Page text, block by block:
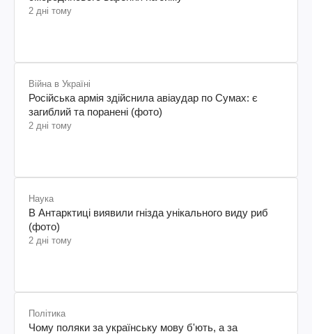
2 дні тому
Війна в Україні
Російська армія здійснила авіаудар по Сумах: є
загиблий та поранені (фото)
2 дні тому
Наука
В Антарктиці виявили гнізда унікального виду риб
(фото)
2 дні тому
Політика
Чому поляки за українську мову б'ють, а за